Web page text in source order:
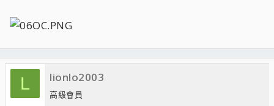
L lionlo2003
高級會員